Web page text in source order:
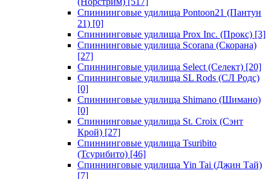
Спиннинговые удилища Pontoon21 (Пантун
21) [0]
Спиннинговые удилища Prox Inc. (Прокс) [3]
Спиннинговые удилища Scorana (Скорана)
[27]
Спиннинговые удилища Select (Селект) [20]
Спиннинговые удилища SL Rods (СЛ Родс)
[0]
Спиннинговые удилища Shimano (Шимано)
[0]
Спиннинговые удилища St. Croix (Сэнт
Крой) [27]
Спиннинговые удилища Tsuribito
(Тсурибито) [46]
Спиннинговые удилища Yin Tai (Джин Тай)
[7]